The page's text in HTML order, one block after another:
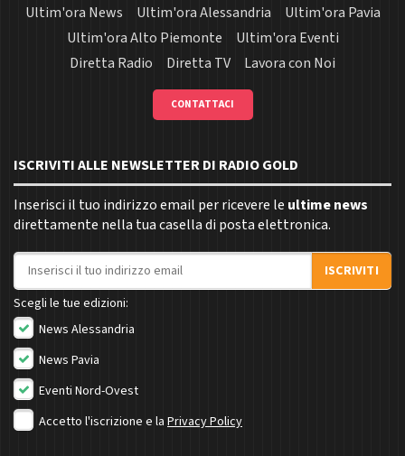
Ultim'ora News
Ultim'ora Alessandria
Ultim'ora Pavia
Ultim'ora Alto Piemonte
Ultim'ora Eventi
Diretta Radio
Diretta TV Lavora con Noi
CONTATTACI
ISCRIVITI ALLE NEWSLETTER DI RADIO GOLD
Inserisci il tuo indirizzo email per ricevere le ultime news
direttamente nella tua casella di posta elettronica.
Indirizzo email
ISCRIVITI
Scegli le tue edizioni:
News Alessandria
News Pavia
Eventi Nord-Ovest
Accetto l'iscrizione e la Privacy Policy